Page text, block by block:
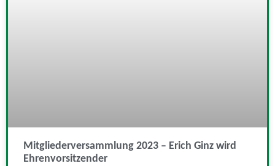
Mitgliederversammlung 2023 – Erich Ginz wird
Ehrenvorsitzender